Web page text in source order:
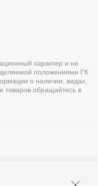
характер и не
положениями ГК
о наличии, видах,
товаров обращайтесь в